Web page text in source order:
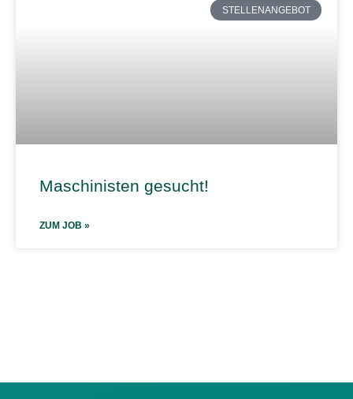
STELLENANGEBOT
Maschinisten gesucht!
ZUM JOB »